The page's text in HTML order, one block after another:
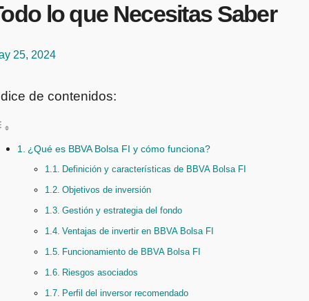
lo que Necesitas Saber
25, 2024
de contenidos:
¿Qué es BBVA Bolsa FI y cómo funciona?
Definición y características de BBVA Bolsa FI
Objetivos de inversión
Gestión y estrategia del fondo
Ventajas de invertir en BBVA Bolsa FI
Funcionamiento de BBVA Bolsa FI
Riesgos asociados
Perfil del inversor recomendado